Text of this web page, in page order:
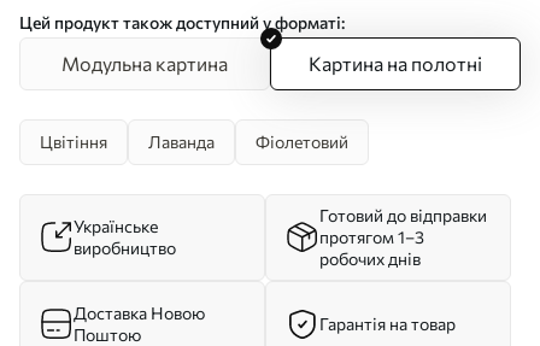
Цей продукт також доступний у форматі:
Модульна картина Картина на полотні
Цвітіння Лаванда Фіолетовий
Українське
виробництво
Готовий до відправки
протягом 1–3
робочих днів
Доставка Новою
Поштою
Гарантія на товар